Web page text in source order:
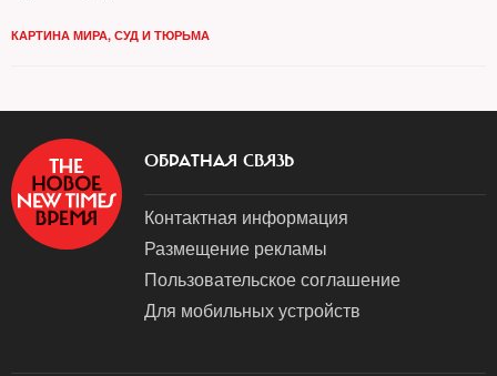
КАРТИНА МИРА, СУД И ТЮРЬМА
ОБРАТНАЯ СВЯЗЬ
Контактная информация
Размещение рекламы
Пользовательское соглашение
Для мобильных устройств